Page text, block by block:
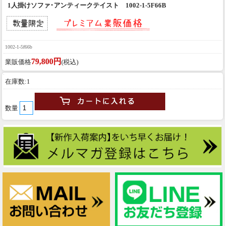
1人掛けソファ･アンティークテイスト 1002-1-5F66B
1002-1-5f66b
業販価格79,800円 (税込)
在庫数:1
数量